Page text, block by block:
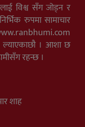
विश्व सँग जोड्न र
रुपमा सामाचार
। आशा छ
रहन्छ ।
शाह